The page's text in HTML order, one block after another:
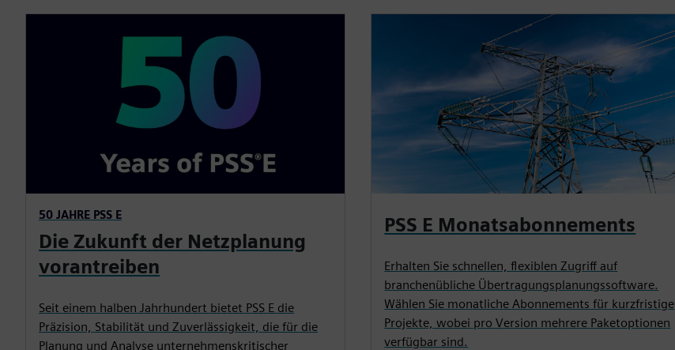
50 JAHRE PSS E
Die Zukunft der Netzplanung
vorantreiben
Seit einem halben Jahrhundert bietet PSS E die
Präzision, Stabilität und Zuverlässigkeit, die für die
Planung und Analyse unternehmenskritischer
PSS E Monatsabonnements
Erhalten Sie schnellen, flexiblen Zugriff auf
branchenübliche Übertragungsplanungssoftware.
Wählen Sie monatliche Abonnements für kurzfristige
Projekte, wobei pro Version mehrere Paketoptionen
verfügbar sind.